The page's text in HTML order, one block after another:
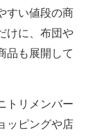
すい値段の商
けに、布団や
品も展開して
トリメンバー
ッピングや店